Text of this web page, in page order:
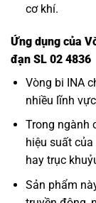
cơ khí.
Ứng dụng của
đạn SL 02 4836
Vòng bi INA
nhiều lĩnh
Trong ngành
hiệu suất
hay trục
Sản phẩm